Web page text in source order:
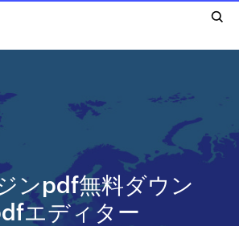
ンpdf無料ダウン
エディター